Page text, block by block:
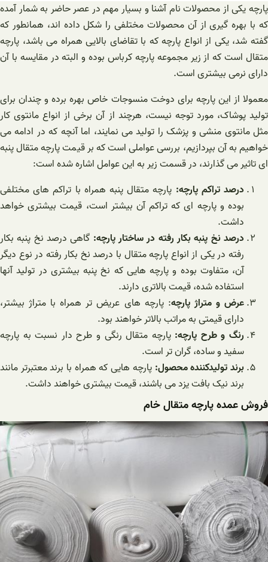
پارچه یکی از محصولات نام آشنا و بسیار مهم در عصر حاضر به شمار آمده
که با بهره گیری از آن محصولات مختلفی را شکل داده اند، همانطور که
گفته شد، یکی از انواع پارچه که با تقاضای بالایی همراه می باشد، پارچه
متقال است که از زیر مجموعه پارچه کرباس بوده و البته در مقایسه با آن
دارای نرمی بیشتری است.
معمولا از این پارچه برای دوخت منسوجات خاص بهره برده و چندان برای
تولید پوشاک، مورد توجه نیست، هرچند از آن برخی از انواع مانتوی کار
مثل مانتوی منشی و پزشک را تولید می نمایند، اما آنچه که در ادامه می
خواهیم به آن بپردازیم، بررسی عواملی است که بر قیمت پارچه متقال پنبه
ای تاثیر می گذارند، در قسمت زیر به این عوامل اشاره شده است:
درصد تراکم پارچه: پارچه متقال پنبه همراه با تراکم های مختلفی
بوده و پارچه ای که تراکم آن بیشتر است، قیمت بیشتری خواهد
داشت.
درصد نخ پنبه بکار رفته در ساختار پارچه: گاهی درصد نخ پنبه بکار
رفته در یکی از انواع پارچه متقال با درصد نخ بکار رفته در نوع دیگر
آن، متفاوت بوده و پارچه هایی که نخ پنبه بیشتری در تولید آنها
استفاده شده، قیمت بالاتری دارند.
عرض و متراژ پارچه: پارچه های عریض تر همراه با متراژ بیشتر،
دارای قیمتی به مراتب بالاتر خواهند بود.
رنگ و طرح پارچه:پارچه متقال رنگی و طرح دار نسبت به پارچه
سفید و ساده، گران تر است.
برند تولیدکننده محصول:پارچه هایی که همراه با برند معتبرتر مانند
برند نیک بافت یزد می باشند، قیمت بیشتری خواهند داشت.
فروش عمده پارچه متقال خام